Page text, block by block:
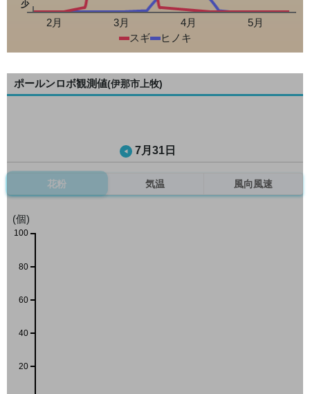
少
2月 3月 4月
5月
スギ
ヒノキ
ポールンロボ観測値(伊那市上牧)
7月31日
花粉 気温 風向風速
(個)
20
40
60
80
100